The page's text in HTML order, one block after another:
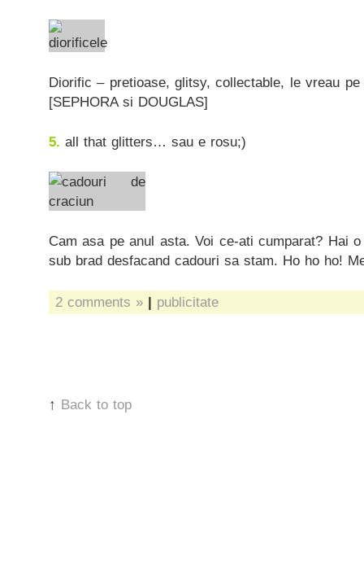
Diorific – pretioase, glitsy, collectable, le vreau
[SEPHORA si DOUGLAS]
5. all that glitters… sau e rosu;)
Cam asa pe anul asta. Voi ce-ati cumparat? Hai
sub brad desfacand cadouri sa stam. Ho ho ho!
2 comments » | publicitate
↑ Back to top